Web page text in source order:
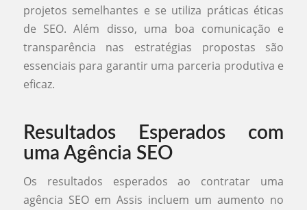
projetos semelhantes e se utiliza práticas éticas
de SEO. Além disso, uma boa comunicação e
transparência nas estratégias propostas são
essenciais para garantir uma parceria produtiva e
eficaz.
Resultados Esperados com
uma Agência SEO
Os resultados esperados ao contratar uma
agência SEO em Assis incluem um aumento no